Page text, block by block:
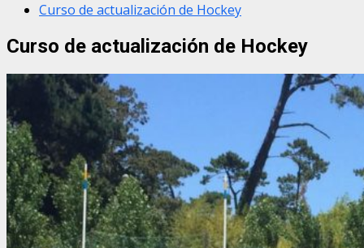
Curso de actualización de Hockey
Curso de actualización de Hockey